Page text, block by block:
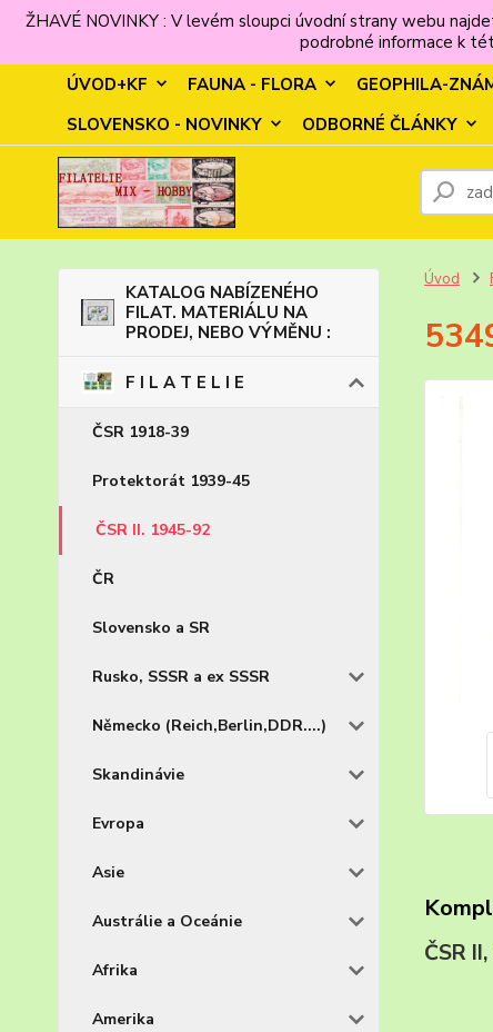
ŽHAVÉ NOVINKY : V levém sloupci úvodní strany webu
podrobné informace k
ÚVOD+KF
FAUNA - FLORA GEOPHILA-
SLOVENSKO - NOVINKY
ODBORNÉ ČLÁNKY
KATALOG NABÍZENÉHO
FILAT. MATERIÁLU NA
PRODEJ, NEBO VÝMĚNU :
F I L A T E L I E
ČSR 1918-39
Protektorát 1939-45
ČSR II. 1945-92
ČR
Slovensko a SR
Rusko, SSSR a ex SSSR
Německo (Reich,Berlin,DDR....)
Skandinávie
Evropa
Asie
Austrálie a Oceánie
Afrika
Amerika
Úvod
ČSR